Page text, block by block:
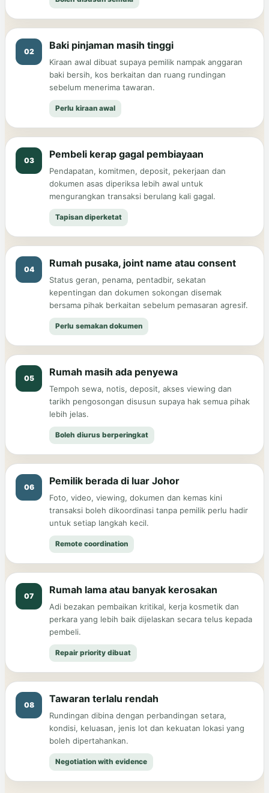
02
Baki pinjaman masih tinggi
Kiraan awal dibuat supaya pemilik nampak anggaran
baki bersih, kos berkaitan dan ruang rundingan
sebelum menerima tawaran.
Perlu kiraan awal
03
Pembeli kerap gagal pembiayaan
Pendapatan, komitmen, deposit, pekerjaan dan
dokumen asas diperiksa lebih awal untuk
mengurangkan transaksi berulang kali gagal.
Tapisan diperketat
04
Rumah pusaka, joint name atau consent
Status geran, penama, pentadbir, sekatan
kepentingan dan dokumen sokongan disemak
bersama pihak berkaitan sebelum pemasaran agresif.
Perlu semakan dokumen
05
Rumah masih ada penyewa
Tempoh sewa, notis, deposit, akses viewing dan
tarikh pengosongan disusun supaya hak semua pihak
lebih jelas.
Boleh diurus berperingkat
06
Pemilik berada di luar Johor
Foto, video, viewing, dokumen dan kemas kini
transaksi boleh dikoordinasi tanpa pemilik perlu hadir
untuk setiap langkah kecil.
Remote coordination
07
Rumah lama atau banyak kerosakan
Adi bezakan pembaikan kritikal, kerja kosmetik dan
perkara yang lebih baik dijelaskan secara telus kepada
pembeli.
Repair priority dibuat
08
Tawaran terlalu rendah
Rundingan dibina dengan perbandingan setara,
kondisi, keluasan, jenis lot dan kekuatan lokasi yang
boleh dipertahankan.
Negotiation with evidence